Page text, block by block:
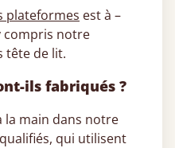
plateformes est à –
compris notre
tête de lit.
ils fabriqués ?
la main dans notre
qui utilisent